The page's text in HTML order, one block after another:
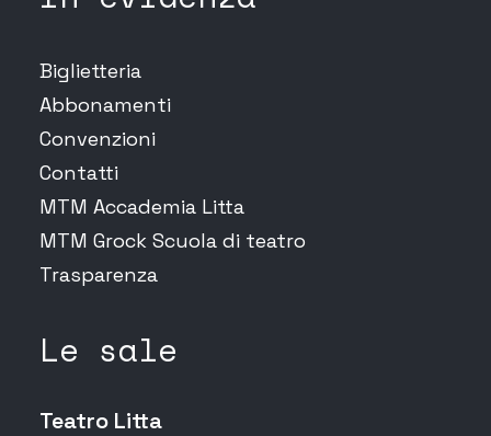
Biglietteria
Abbonamenti
Convenzioni
Contatti
MTM Accademia Litta
MTM Grock Scuola di teatro
Trasparenza
Le sale
Teatro Litta